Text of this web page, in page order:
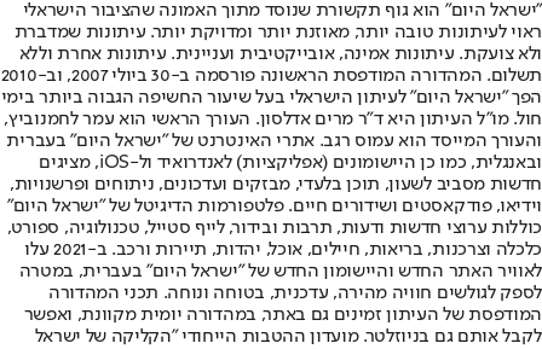
"ישראל היום" הוא גוף תקשורת שנוסד מתוך האמונה שהציבור הישראלי
ראוי לעיתונות טובה יותר, מאוזנת יותר ומדויקת יותר. עיתונות שמדברת
ולא צועקת. עיתונות אמינה, אובייקטיבית ועניינית. עיתונות אחרת וללא
תשלום. המהדורה המודפסת הראשונה פורסמה ב-30 ביולי 2007, וב-2010
הפך "ישראל היום" לעיתון הישראלי בעל שיעור החשיפה הגבוה ביותר בימי
חול. מו"ל העיתון היא ד"ר מרים אדלסון. העורך הראשי הוא עמר לחמנוביץ,
והעורך המייסד הוא עמוס רגב. אתרי האינטרנט של "ישראל היום" בעברית
ובאנגלית, כמו כן היישומונים (אפליקציות) לאנדרואיד ול-iOS, מציגים
חדשות מסביב לשעון, תוכן בלעדי, מבזקים ועדכונים, ניתוחים ופרשנויות,
וידיאו, פודקאסטים ושידורים חיים. פלטפורמות הדיגיטל של "ישראל היום"
כוללות ערוצי חדשות ודעות, תרבות ובידור, לייף סטייל, טכנולוגיה, ספורט,
כלכלה וצרכנות, בריאות, חיילים, אוכל, יהדות, תיירות ורכב. ב-2021 עלו
לאוויר האתר החדש והיישומון החדש של "ישראל היום" בעברית, במטרה
לספק לגולשים חוויה מהירה, עדכנית, בטוחה ונוחה. תכני המהדורה
המודפסת של העיתון זמינים גם באתר, במהדורה יומית מקוונת, ואפשר
לקבל אותם גם בניוזלטר. מועדון ההטבות הייחודי "הקליקה של ישראל